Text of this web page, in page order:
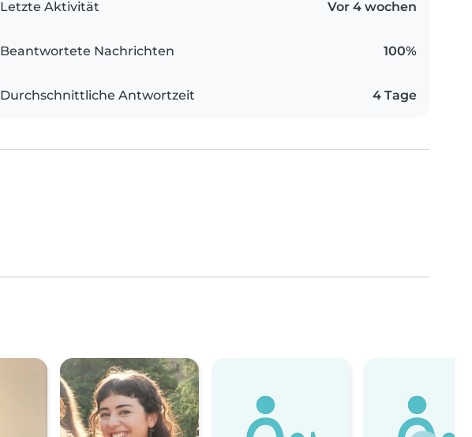
Letzte Aktivität Vor 4 wochen
Beantwortete Nachrichten 100%
Durchschnittliche Antwortzeit 4 Tage